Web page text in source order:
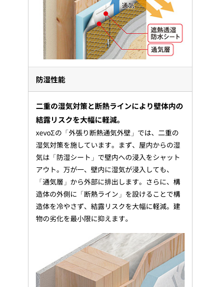
防湿性能
二重の湿気対策と断熱ラインにより壁体内の
結露リスクを大幅に軽減。
xevoΣの「外張り断熱通気外壁」では、二重の
湿気対策を施しています。まず、屋内からの湿
気は「防湿シート」で壁内への浸入をシャット
アウト。万が一、壁内に湿気が浸入しても、
「通気層」から外部に排出します。さらに、構
造体の外側に「断熱ライン」を設けることで構
造体を冷やさず、結露リスクを大幅に軽減。建
物の劣化を最小限に抑えます。